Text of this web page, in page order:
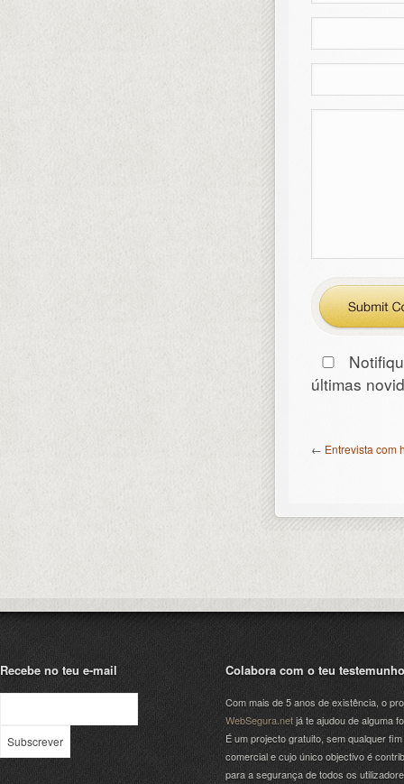
últimas
← Entrevista com
Recebe no teu e-mail Colabora com o teu testemunho
Com mais de 5 anos de existência, o
WebSegura.netjá te ajudou de alguma
É um projecto gratuito, sem qualquer fim
comercial e cujo único objectivo é
para a segurança de todos os